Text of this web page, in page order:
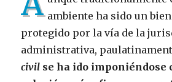
ambiente ha sido un
protegido por la vía de la
administrativa,
civil se ha ido imponiéndose